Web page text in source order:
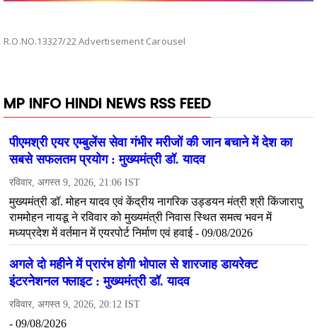
R.O.NO.13327/22 Advertisement Carousel
MP INFO HINDI NEWS RSS FEED